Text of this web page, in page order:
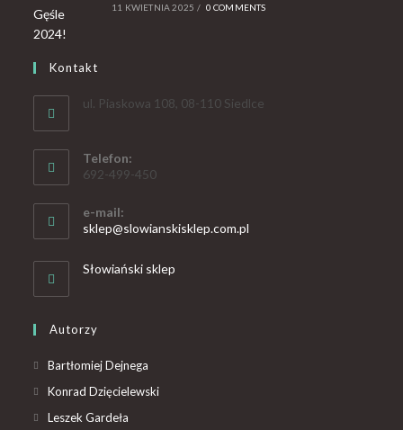
11 KWIETNIA 2025 / 0 COMMENTS
Kontakt
ul. Piaskowa 108, 08-110 Siedlce
Telefon:
692-499-450
e-mail:
sklep@slowianskisklep.com.pl
Słowiański sklep
Autorzy
Bartłomiej Dejnega
Konrad Dzięcielewski
Leszek Gardeła